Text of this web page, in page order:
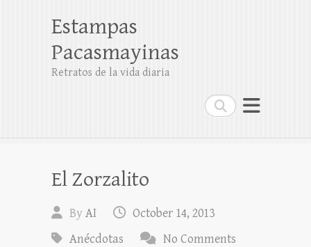
Search
Estampas
Pacasmayinas
Retratos de la vida diaria
El Zorzalito
ByAI
October 14, 2013
Anécdotas
No Comments